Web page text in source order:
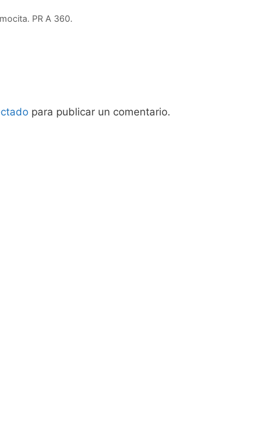
PR A 360.
para publicar un comentario.